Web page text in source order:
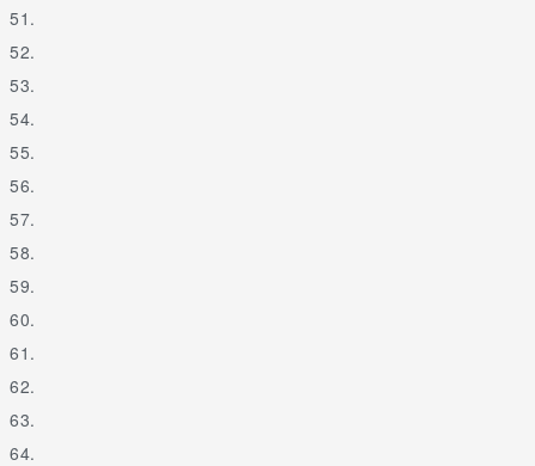
51.
52.
53.
54.
55.
56.
57.
58.
59.
60.
61.
62.
63.
64.